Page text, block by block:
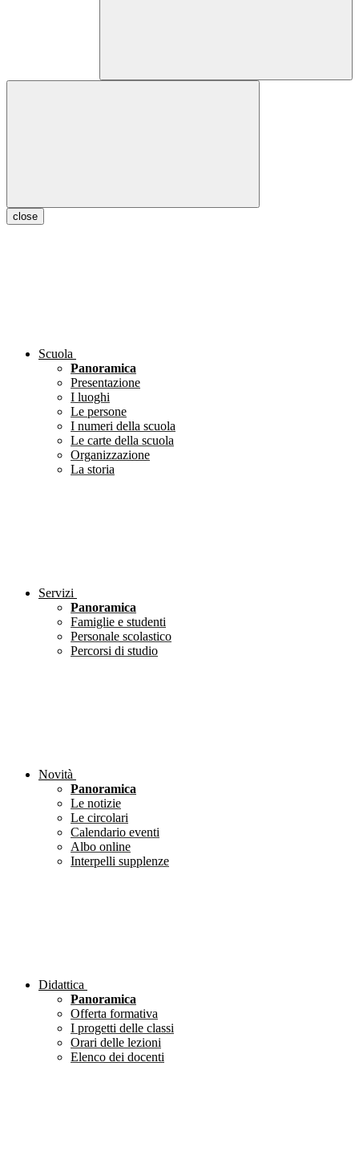
close
Scuola
Panoramica
Presentazione
I luoghi
Le persone
I numeri della scuola
Le carte della scuola
Organizzazione
La storia
Servizi
Panoramica
Famiglie e studenti
Personale scolastico
Percorsi di studio
Novità
Panoramica
Le notizie
Le circolari
Calendario eventi
Albo online
Interpelli supplenze
Didattica
Panoramica
Offerta formativa
I progetti delle classi
Orari delle lezioni
Elenco dei docenti